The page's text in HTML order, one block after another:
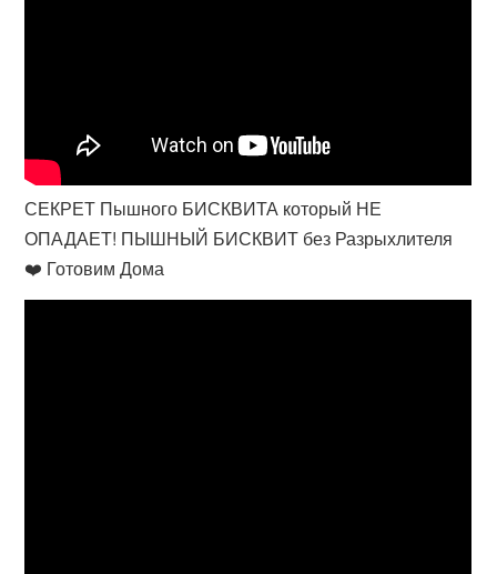
СЕКРЕТ Пышного БИСКВИТА который НЕ
ОПАДАЕТ! ПЫШНЫЙ БИСКВИТ без Разрыхлителя
❤️ Готовим Дома